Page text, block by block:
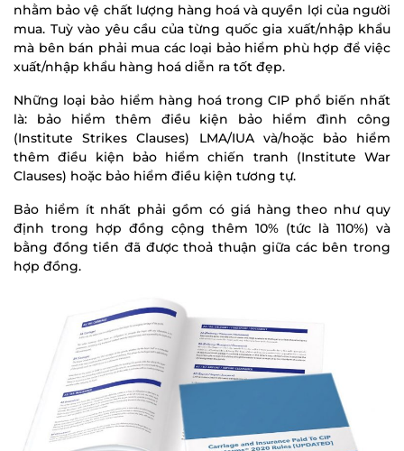
nhằm bảo vệ chất lượng hàng hoá và quyền lợi của người
mua. Tuỳ vào yêu cầu của từng quốc gia xuất/nhập khẩu
mà bên bán phải mua các loại bảo hiểm phù hợp để việc
xuất/nhập khẩu hàng hoá diễn ra tốt đẹp.
Những loại bảo hiểm hàng hoá trong CIP phổ biến nhất
là: bảo hiểm thêm điều kiện bảo hiểm đình công
(Institute Strikes Clauses) LMA/IUA và/hoặc bảo hiểm
thêm điều kiện bảo hiểm chiến tranh (Institute War
Clauses) hoặc bảo hiểm điều kiện tương tự.
Bảo hiểm ít nhất phải gồm có giá hàng theo như quy
định trong hợp đồng cộng thêm 10% (tức là 110%) và
bằng đồng tiền đã được thoả thuận giữa các bên trong
hợp đồng.